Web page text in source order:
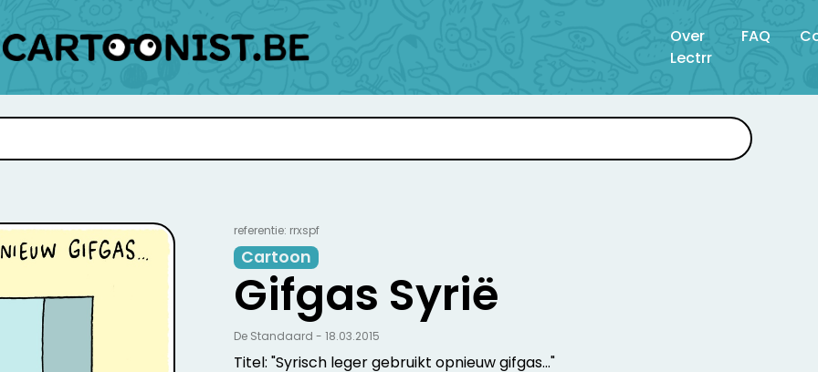
Over
Lectrr
FAQ
referentie: rrxspf
Cartoon
Gifgas Syrië
Titel: "Syrisch leger gebruikt opnieuw gifgas..."
De Standaard - 18.03.2015